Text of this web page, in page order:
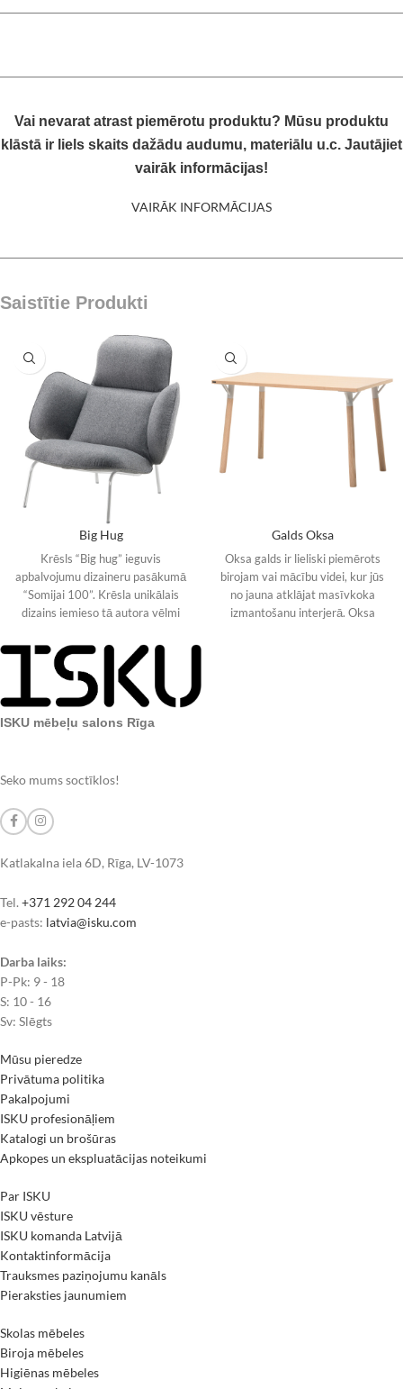
Vai nevarat atrast piemērotu produktu? Mūsu produktu
klāstā ir liels skaits dažādu audumu, materiālu u.c. Jautājiet
vairāk informācijas!
VAIRĀK INFORMĀCIJAS
Saistītie Produkti
Big Hug
Krēsls “Big hug” ieguvis
apbalvojumu dizaineru pasākumā
“Somijai 100”. Krēsla unikālais
dizains iemieso tā autora vēlmi
Galds Oksa
Oksa galds ir lieliski piemērots
birojam vai mācību videi, kur jūs
no jauna atklājat masīvkoka
izmantošanu interjerā. Oksa
ISKU mēbeļu salons Rīga
Seko mums soctīklos!
Katlakalna iela 6D, Rīga, LV-1073
Tel. +371 292 04 244
e-pasts: latvia@isku.com
Darba laiks:
P-Pk: 9 - 18
S: 10 - 16
Sv: Slēgts
Mūsu pieredze
Privātuma politika
Pakalpojumi
ISKU profesionāļiem
Katalogi un brošūras
Apkopes un ekspluatācijas noteikumi
Par ISKU
ISKU vēsture
ISKU komanda Latvijā
Kontaktinformācija
Trauksmes paziņojumu kanāls
Pieraksties jaunumiem
Skolas mēbeles
Biroja mēbeles
Higiēnas mēbeles